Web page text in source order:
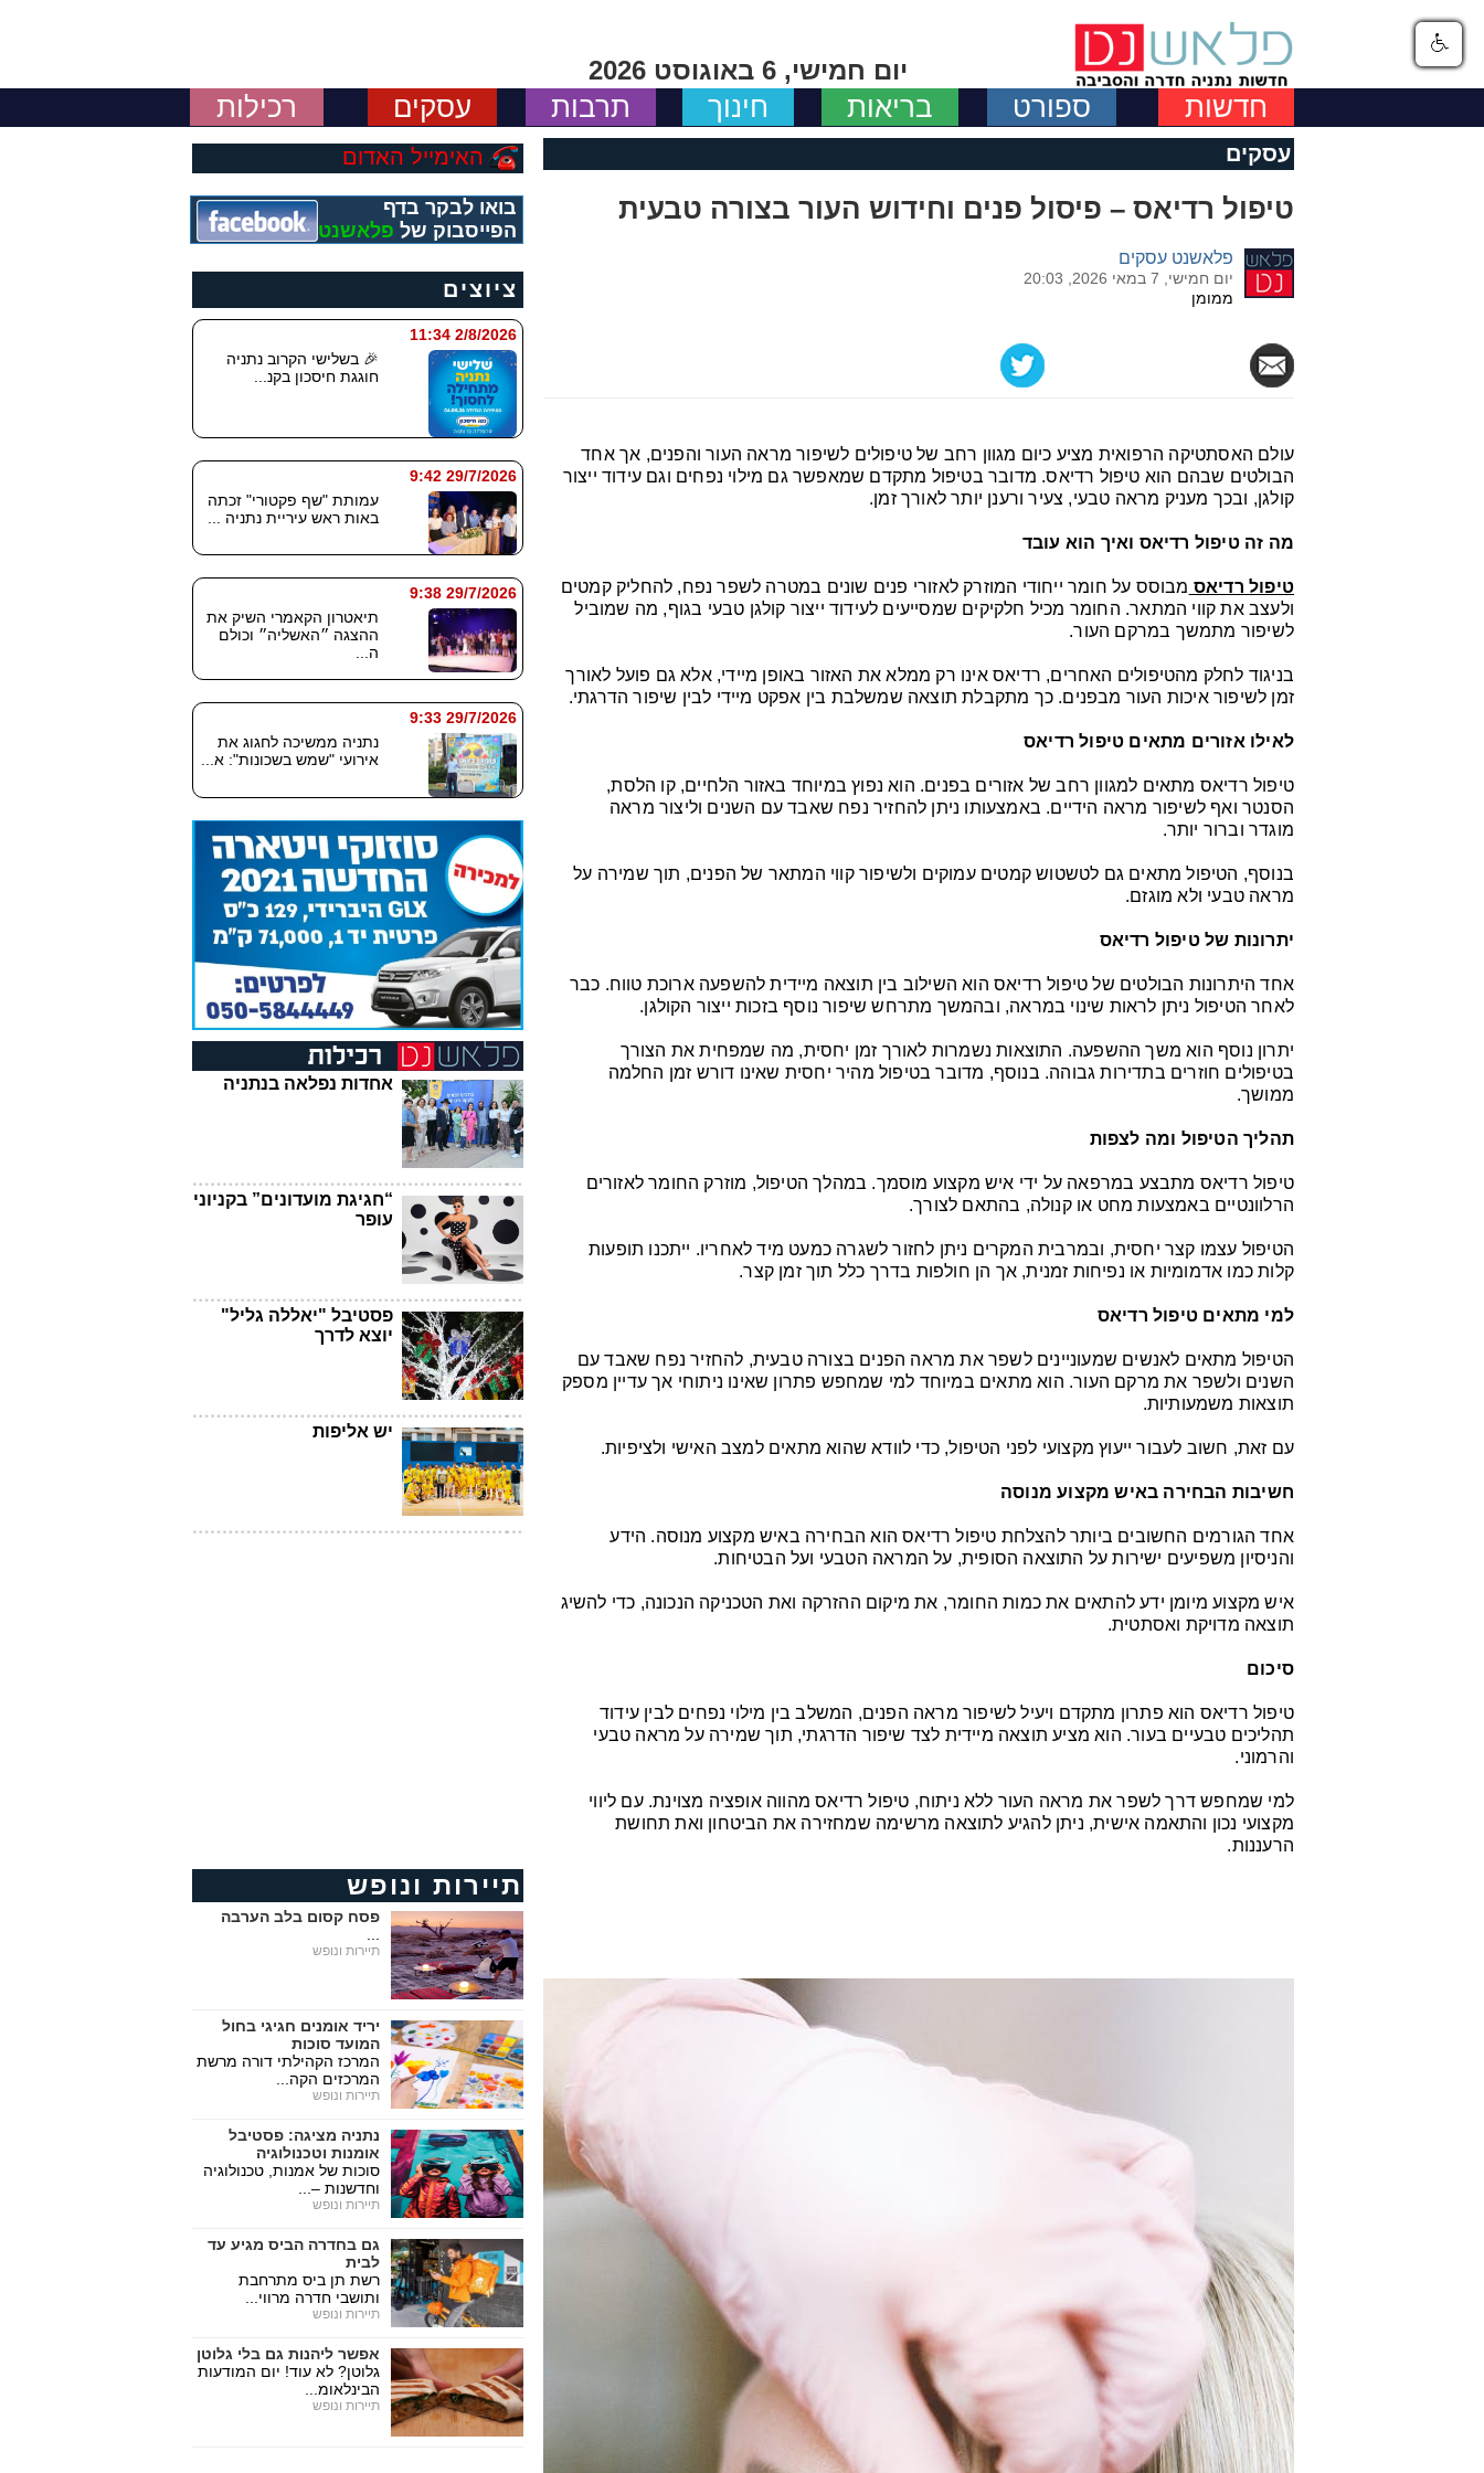
יום חמישי, 6 באוגוסט 2026
חדשות ספורט בריאות חינוך תרבות עסקים רכילות
עסקים
טיפול רדיאס – פיסול פנים וחידוש העור בצורה טבעית
פלאשנט עסקים
יום חמישי, 7 במאי 2026, 20:03
ממומן
עולם האסתטיקה הרפואית מציע כיום מגוון רחב של טיפולים לשיפור מראה העור והפנים, אך אחד
הבולטים שבהם הוא טיפול רדיאס. מדובר בטיפול מתקדם שמאפשר גם מילוי נפחים וגם עידוד ייצור
קולגן, ובכך מעניק מראה טבעי, צעיר ורענן יותר לאורך זמן.
מה זה טיפול רדיאס ואיך הוא עובד
טיפול רדיאס מבוסס על חומר ייחודי המוזרק לאזורי פנים שונים במטרה לשפר נפח, להחליק קמטים
ולעצב את קווי המתאר. החומר מכיל חלקיקים שמסייעים לעידוד ייצור קולגן טבעי בגוף, מה שמוביל
לשיפור מתמשך במרקם העור.
בניגוד לחלק מהטיפולים האחרים, רדיאס אינו רק ממלא את האזור באופן מיידי, אלא גם פועל לאורך
זמן לשיפור איכות העור מבפנים. כך מתקבלת תוצאה שמשלבת בין אפקט מיידי לבין שיפור הדרגתי.
לאילו אזורים מתאים טיפול רדיאס
טיפול רדיאס מתאים למגוון רחב של אזורים בפנים. הוא נפוץ במיוחד באזור הלחיים, קו הלסת,
הסנטר ואף לשיפור מראה הידיים. באמצעותו ניתן להחזיר נפח שאבד עם השנים וליצור מראה
מוגדר וברור יותר.
בנוסף, הטיפול מתאים גם לטשטוש קמטים עמוקים ולשיפור קווי המתאר של הפנים, תוך שמירה על
מראה טבעי ולא מוגזם.
יתרונות של טיפול רדיאס
אחד היתרונות הבולטים של טיפול רדיאס הוא השילוב בין תוצאה מיידית להשפעה ארוכת טווח. כבר
לאחר הטיפול ניתן לראות שינוי במראה, ובהמשך מתרחש שיפור נוסף בזכות ייצור הקולגן.
יתרון נוסף הוא משך ההשפעה. התוצאות נשמרות לאורך זמן יחסית, מה שמפחית את הצורך
בטיפולים חוזרים בתדירות גבוהה. בנוסף, מדובר בטיפול מהיר יחסית שאינו דורש זמן החלמה
ממושך.
תהליך הטיפול ומה לצפות
טיפול רדיאס מתבצע במרפאה על ידי איש מקצוע מוסמך. במהלך הטיפול, מוזרק החומר לאזורים
הרלוונטיים באמצעות מחט או קנולה, בהתאם לצורך.
הטיפול עצמו קצר יחסית, ובמרבית המקרים ניתן לחזור לשגרה כמעט מיד לאחריו. ייתכנו תופעות
קלות כמו אדמומיות או נפיחות זמנית, אך הן חולפות בדרך כלל תוך זמן קצר.
למי מתאים טיפול רדיאס
הטיפול מתאים לאנשים שמעוניינים לשפר את מראה הפנים בצורה טבעית, להחזיר נפח שאבד עם
השנים ולשפר את מרקם העור. הוא מתאים במיוחד למי שמחפש פתרון שאינו ניתוחי אך עדיין מספק
תוצאות משמעותיות.
עם זאת, חשוב לעבור ייעוץ מקצועי לפני הטיפול, כדי לוודא שהוא מתאים למצב האישי ולציפיות.
חשיבות הבחירה באיש מקצוע מנוסה
אחד הגורמים החשובים ביותר להצלחת טיפול רדיאס הוא הבחירה באיש מקצוע מנוסה. הידע
והניסיון משפיעים ישירות על התוצאה הסופית, על המראה הטבעי ועל הבטיחות.
איש מקצוע מיומן ידע להתאים את כמות החומר, את מיקום ההזרקה ואת הטכניקה הנכונה, כדי להשיג
תוצאה מדויקת ואסתטית.
סיכום
טיפול רדיאס הוא פתרון מתקדם ויעיל לשיפור מראה הפנים, המשלב בין מילוי נפחים לבין עידוד
תהליכים טבעיים בעור. הוא מציע תוצאה מיידית לצד שיפור הדרגתי, תוך שמירה על מראה טבעי
והרמוני.
למי שמחפש דרך לשפר את מראה העור ללא ניתוח, טיפול רדיאס מהווה אופציה מצוינת. עם ליווי
מקצועי נכון והתאמה אישית, ניתן להגיע לתוצאה מרשימה שמחזירה את הביטחון ואת תחושת
הרעננות.
האימייל האדום
בואו לבקר בדף
הפייסבוק של פלאשנט
ציוצים
2/8/2026 11:34
🎉 בשלישי הקרוב נתניה
חוגגת חיסכון בקנ...
29/7/2026 9:42
עמותת "שף פקטורי" זכתה
באות ראש עיריית נתניה ...
29/7/2026 9:38
תיאטרון הקאמרי השיק את
ההצגה ״האשליה״ וכולם
ה...
29/7/2026 9:33
נתניה ממשיכה לחגוג את
אירועי "שמש בשכונות": א...
אחדות נפלאה בנתניה
“חגיגת מועדונים” בקניוני
עופר
פסטיבל "יאללה גליל"
יוצא לדרך
יש אליפות
תיירות ונופש
פסח קסום בלב הערבה
תיירות ונופש
יריד אומנים חגיגי בחול
המועד סוכות
המרכז הקהילתי דורה מרשת
המרכזים הקה...
תיירות ונופש
נתניה מציגה: פסטיבל
אומנות וטכנולוגיה
סוכות של אמנות, טכנולוגיה
וחדשנות –...
תיירות ונופש
גם בחדרה הביס מגיע עד
לבית
רשת תן ביס מתרחבת
ותושבי חדרה מרווי...
תיירות ונופש
אפשר ליהנות גם בלי גלוטן
גלוטן? לא עוד! יום המודעות
הבינלאומ...
תיירות ונופש